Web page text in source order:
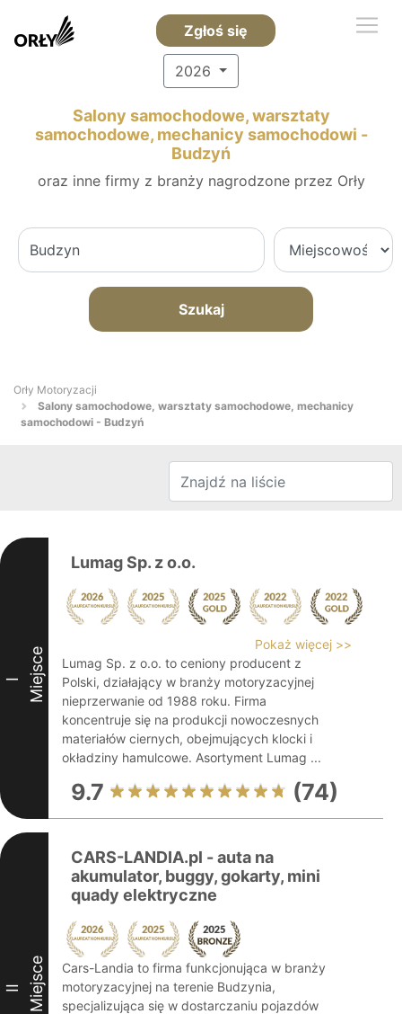
Zgłoś się
2026
Salony samochodowe, warsztaty
samochodowe, mechanicy samochodowi -
Budzyń
oraz inne firmy z branży nagrodzone przez Orły
Szukaj
Orły Motoryzacji
Salony samochodowe, warsztaty samochodowe, mechanicy
samochodowi - Budzyń
I Miejsce
Lumag Sp. z o.o.
Pokaż więcej >>
Lumag Sp. z o.o. to ceniony producent z
Polski, działający w branży motoryzacyjnej
nieprzerwanie od 1988 roku. Firma
koncentruje się na produkcji nowoczesnych
materiałów ciernych, obejmujących klocki i
okładziny hamulcowe. Asortyment Lumag ...
9.7 (74)
II Miejsce
CARS-LANDIA.pl - auta na
akumulator, buggy, gokarty, mini
quady elektryczne
Cars-Landia to firma funkcjonująca w branży
motoryzacyjnej na terenie Budzynia,
specjalizująca się w dostarczaniu pojazdów